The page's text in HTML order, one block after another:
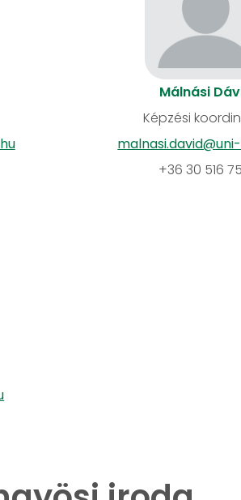
Málnási
Képzési
+36 30 516